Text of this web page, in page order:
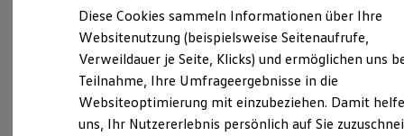
Kfz-Versicherung
Restschuldversicherungen
Garantien
Wartungsverträge
Geschäftskunden
Professional Class bei Volkswagen
Großkunden
Behörden
Diese Cookies sammeln Informationen über Ihre
Websitenutzung (beispielsweise Seitenaufrufe,
Verweildauer je Seite, Klicks) und ermöglichen uns
Teilnahme, Ihre Umfrageergebnisse in die
Websiteoptimierung mit einzubeziehen. Damit
uns, Ihr Nutzererlebnis persönlich auf Sie